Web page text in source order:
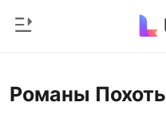
Главная
Романы Похоть